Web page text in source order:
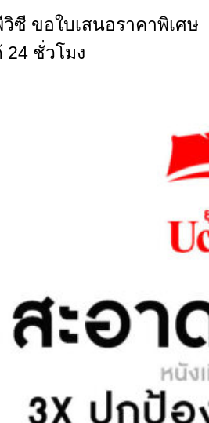
ซี ขอใบเสนอราคาพิเศษ
24 ชั่วโมง